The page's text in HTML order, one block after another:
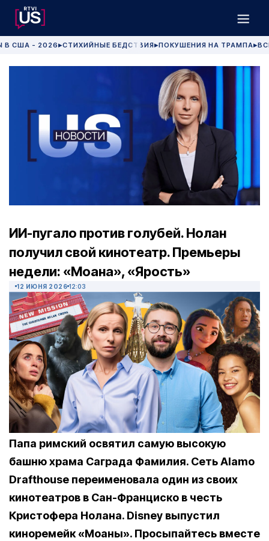
В США - 2026 ▶СТИХИЙНЫЕ БЕДСТВИЯ▶ПОКУШЕНИЯ НА ТРАМПА▶
ИИ-пугало против голубей. Нолан
получил свой кинотеатр. Премьеры
недели: «Моана», «Ярость»
12 ИЮНЯ 2026 12:03
Папа римский освятил самую высокую
башню храма Саграда Фамилия. Сеть Alamo
Drafthouse переименовала один из своих
кинотеатров в Сан-Франциско в честь
Кристофера Нолана. Disney выпустил
киноремейк «Моаны». Просыпайтесь вместе